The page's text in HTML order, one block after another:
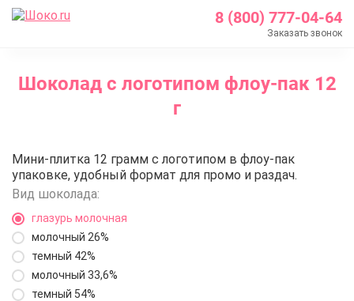
8 (800) 777-04-64
Заказать звонок
Каталог
Шоколад с логотипом флоу-пак 12
г
Шоколад с логотипом флоу-пак
Мини-плитка 12 грамм с логотипом в флоу-пак
упаковке, удобный формат для промо и раздач.
Вид шоколада:
глазурь молочная
молочный 26%
темный 42%
молочный 33,6%
темный 54%